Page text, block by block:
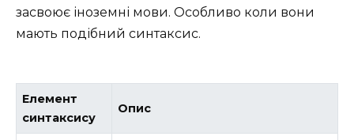
засвоює іноземні мови. Особливо коли вони
мають подібний синтаксис.
Елемент
синтаксису
Опис